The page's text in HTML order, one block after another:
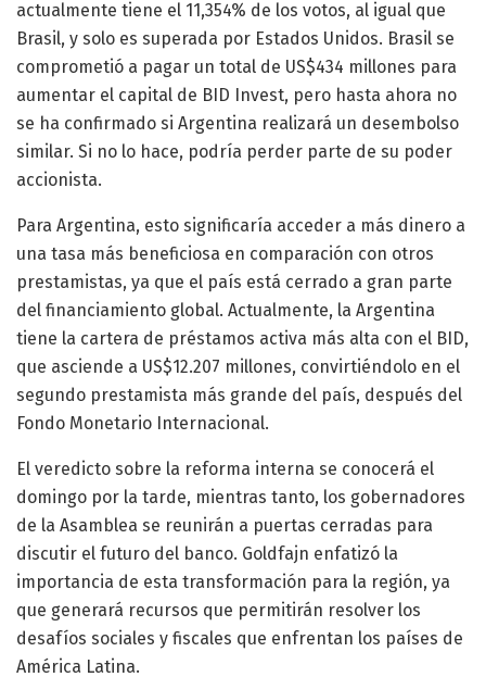
actualmente tiene el 11,354% de los votos, al igual que
Brasil, y solo es superada por Estados Unidos. Brasil se
comprometió a pagar un total de US$434 millones para
aumentar el capital de BID Invest, pero hasta ahora no
se ha confirmado si Argentina realizará un desembolso
similar. Si no lo hace, podría perder parte de su poder
accionista.
Para Argentina, esto significaría acceder a más dinero a
una tasa más beneficiosa en comparación con otros
prestamistas, ya que el país está cerrado a gran parte
del financiamiento global. Actualmente, la Argentina
tiene la cartera de préstamos activa más alta con el BID,
que asciende a US$12.207 millones, convirtiéndolo en el
segundo prestamista más grande del país, después del
Fondo Monetario Internacional.
El veredicto sobre la reforma interna se conocerá el
domingo por la tarde, mientras tanto, los gobernadores
de la Asamblea se reunirán a puertas cerradas para
discutir el futuro del banco. Goldfajn enfatizó la
importancia de esta transformación para la región, ya
que generará recursos que permitirán resolver los
desafíos sociales y fiscales que enfrentan los países de
América Latina.